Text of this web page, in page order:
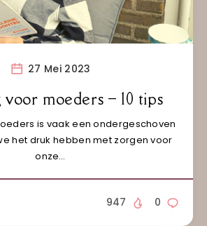
27 Mei 2023
moeders – 10 tips
is vaak een ondergeschoven
het druk hebben met zorgen voor
onze…
0
947